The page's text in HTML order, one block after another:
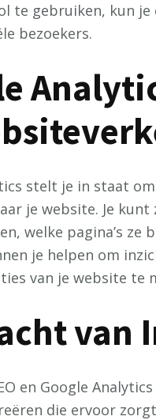
te gebruiken, kun
bezoekers.
stelt je in staat
je website. Je
welke pagina’s ze
je helpen om
van je website te
van
en Google
die ervoor